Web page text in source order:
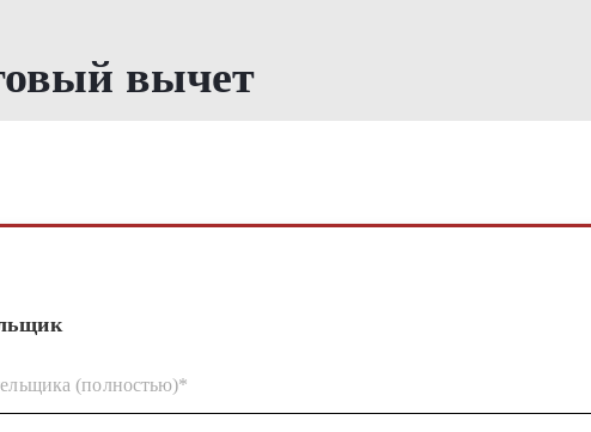
вычет
(полностью)*